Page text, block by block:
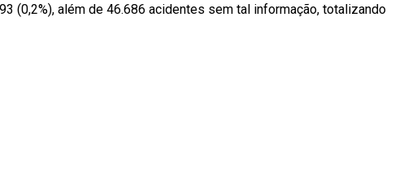
(0,2%), além de 46.686 acidentes sem tal informação, totalizando